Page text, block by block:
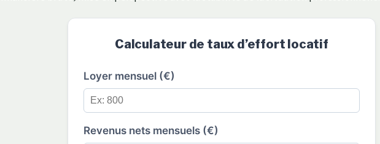
Calculateur de taux d’effort locatif
Loyer mensuel (€)
Revenus nets mensuels (€)